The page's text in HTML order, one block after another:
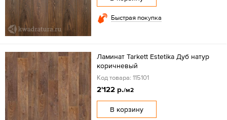
Быстрая покупка
Ламинат Tarkett Estetika Дуб натур
коричневый
Код товара: 115101
2'122 р./м2
В корзину